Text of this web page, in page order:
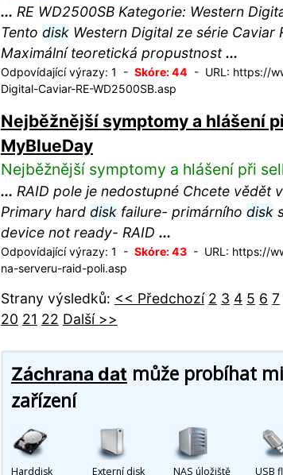
... RE WD2500SB Kategorie: Western
Tento diskWestern Digital ze série Caviar
Maximální teoretická propustnost...
Odpovídající výrazy: 1 - Skóre: 44 - URL: https://
Digital-Caviar-RE-WD2500SB.asp
Nejběžnější symptomy a hlášení
MyBlueDay
Nejběžnější symptomy a hlášení při
... RAID pole je nedostupné Chcete vědět
Primary hard diskfailure- primárního disk
device not ready- RAID ...
Odpovídající výrazy: 1 - Skóre: 43- URL: https://
na-serveru-raid-poli.asp
Strany výsledků: << Předchozí 2 3 4 5 6 7
20 21 22 Další >>
Záchrana datmůže probíhat
zařízení
Harddisk Externí disk NAS úložiště USB